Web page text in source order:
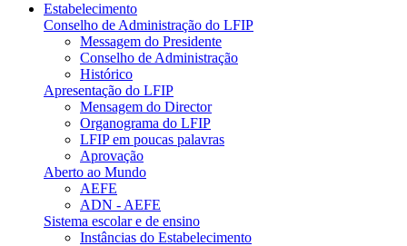
Estabelecimento
Conselho de Administração do LFIP
Messagem do Presidente
Conselho de Administração
Histórico
Apresentação do LFIP
Mensagem do Director
Organograma do LFIP
LFIP em poucas palavras
Aprovação
Aberto ao Mundo
AEFE
ADN - AEFE
Sistema escolar e de ensino
Instâncias do Estabelecimento